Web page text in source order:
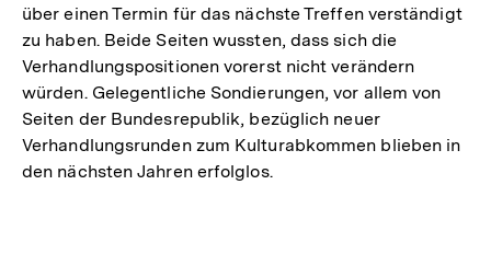
über einen Termin für das nächste Treffen verständigt
zu haben. Beide Seiten wussten, dass sich die
Verhandlungspositionen vorerst nicht verändern
würden. Gelegentliche Sondierungen, vor allem von
Seiten der Bundesrepublik, bezüglich neuer
Verhandlungsrunden zum Kulturabkommen blieben in
den nächsten Jahren erfolglos.